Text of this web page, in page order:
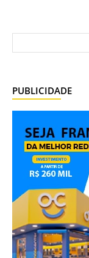
PUBLICIDADE